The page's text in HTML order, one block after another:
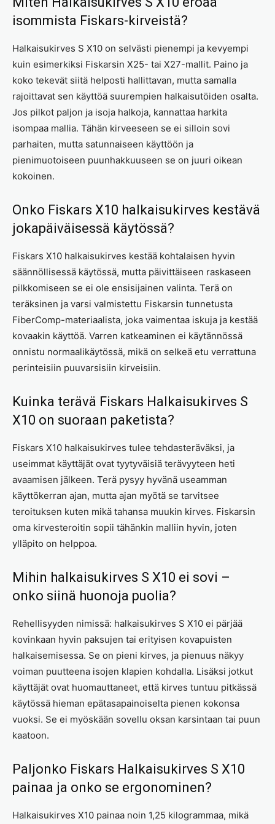
isommista Fiskars-kirveistä?
Halkaisukirves S X10 on selvästi pienempi ja kevyempi
kuin esimerkiksi Fiskarsin X25- tai X27-mallit. Paino ja
koko tekevät siitä helposti hallittavan, mutta samalla
rajoittavat sen käyttöä suurempien halkaisutöiden osalta.
Jos pilkot paljon ja isoja halkoja, kannattaa harkita
isompaa mallia. Tähän kirveeseen se ei silloin sovi
parhaiten, mutta satunnaiseen käyttöön ja
pienimuotoiseen puunhakkuuseen se on juuri oikean
kokoinen.
Onko Fiskars X10 halkaisukirves kestävä
jokapäiväisessä käytössä?
Fiskars X10 halkaisukirves kestää kohtalaisen hyvin
säännöllisessä käytössä, mutta päivittäiseen raskaseen
pilkkomiseen se ei ole ensisijainen valinta. Terä on
teräksinen ja varsi valmistettu Fiskarsin tunnetusta
FiberComp-materiaalista, joka vaimentaa iskuja ja kestää
kovaakin käyttöä. Varren katkeaminen ei käytännössä
onnistu normaalikäytössä, mikä on selkeä etu verrattuna
perinteisiin puuvarsisiin kirveisiin.
Kuinka terävä Fiskars Halkaisukirves S
X10 on suoraan paketista?
Fiskars X10 halkaisukirves tulee tehdasteräväksi, ja
useimmat käyttäjät ovat tyytyväisiä terävyyteen heti
avaamisen jälkeen. Terä pysyy hyvänä useamman
käyttökerran ajan, mutta ajan myötä se tarvitsee
teroituksen kuten mikä tahansa muukin kirves. Fiskarsin
oma kirvesteroitin sopii tähänkin malliin hyvin, joten
ylläpito on helppoa.
Mihin halkaisukirves S X10 ei sovi –
onko siinä huonoja puolia?
Rehellisyyden nimissä: halkaisukirves S X10 ei pärjää
kovinkaan hyvin paksujen tai erityisen kovapuisten
halkaisemisessa. Se on pieni kirves, ja pienuus näkyy
voiman puutteena isojen klapien kohdalla. Lisäksi jotkut
käyttäjät ovat huomauttaneet, että kirves tuntuu pitkässä
käytössä hieman epätasapainoiselta pienen kokonsa
vuoksi. Se ei myöskään sovellu oksan karsintaan tai puun
kaatoon.
Paljonko Fiskars Halkaisukirves S X10
painaa ja onko se ergonominen?
Halkaisukirves X10 painaa noin 1,25 kilogrammaa, mikä